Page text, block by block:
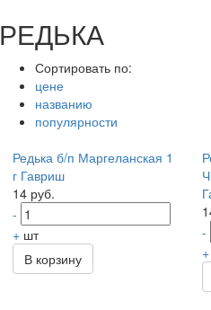
РЕДЬКА
Сортировать по:
цене
названию
популярности
Редька б/п Маргеланская 1
г Гавриш
14 руб.
-
+ шт
В корзину
-
+